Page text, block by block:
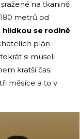
na tkanině
metrů od
se rodině
plán
si museli
kratší čas.
měsíce a to v